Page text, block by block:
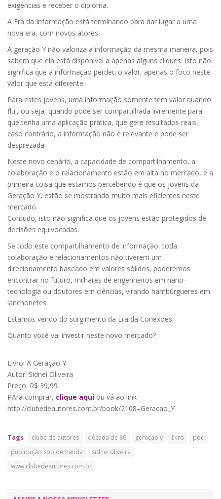
exigências e receber o diploma.
A Era da Informação está terminando para dar lugar a uma
nova era, com novos atores.
A geração Y não valoriza a informação da mesma maneira, pois
sabem que ela está disponível a apenas alguns cliques. Isto não
significa que a informação perdeu o valor, apenas o foco neste
valor que está diferente.
Para estes jovens, uma informação somente tem valor quando
flui, ou seja, quando pode ser compartilhada livremente para
que tenha uma aplicação prática, que gere resultados reais,
caso contrário, a informação não é relevante e pode ser
desprezada.
Neste novo cenário, a capacidade de compartilhamento, a
colaboração e o relacionamento estão em alta no mercado, e a
primeira coisa que estamos percebendo é que os jovens da
Geração Y, estão se mostrando muito mais eficientes neste
mercado.
Contudo, isto não significa que os jovens estão protegidos de
decisões equivocadas.
Se todo este compartilhamento de informação, toda
colaboração e relacionamentos não tiverem um
direcionamento baseado em valores sólidos, poderemos
encontrar no futuro, milhares de engenheiros em nano-
tecnologia ou doutores em ciências, virando hambúrgueres em
lanchonetes.
Estamos vendo do surgimento da Era da Conexões.
Quanto você vai investir neste novo mercado?
Livro: A Geração Y
Autor: Sidnei Oliveira
Preço: R$ 39,99
PAra comprar, clique aqui ou vá ao link
http://clubedeautores.com.br/book/2108–Geracao_Y
Tags clube de autores década de 80 geraçao y livro
pod
publicação sob demanda
sidnei oliveira
www.clubedeautores.com.br